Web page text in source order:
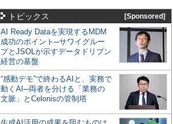
トピックス [Sponsored]
AI Ready Dataを実現するMDM
成功のポイント─サワイグルー
プとJSOLが示すデータドリブン
経営の基盤
“感動デモ”で終わるAIと、実務で
動くAI─両者を分ける「業務の
文脈」とCelonisの管制塔